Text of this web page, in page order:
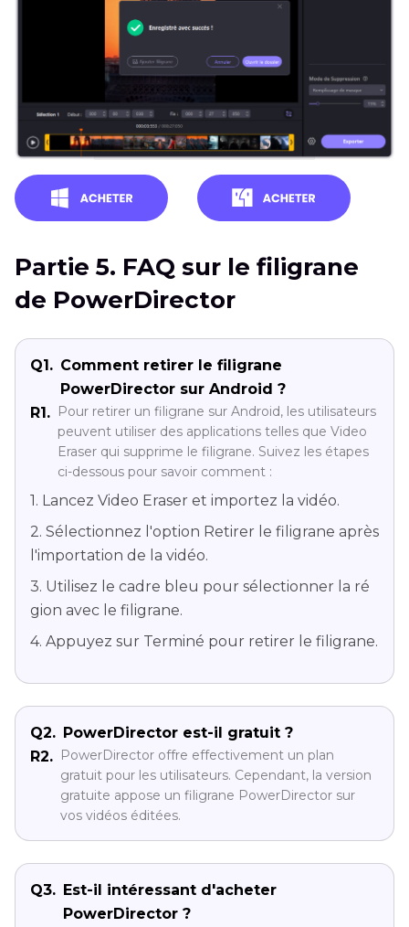
Partie 5. FAQ sur le filigrane
de PowerDirector
Q1. Comment retirer le filigrane
PowerDirector sur Android ?
R1. Pour retirer un filigrane sur Android, les utilisateurs
peuvent utiliser des applications telles que Video
Eraser qui supprime le filigrane. Suivez les étapes
ci-dessous pour savoir comment :
1. Lancez Video Eraser et importez la vidéo.
2. Sélectionnez l'option Retirer le filigrane après
l'importation de la vidéo.
3. Utilisez le cadre bleu pour sélectionner la ré
gion avec le filigrane.
4. Appuyez sur Terminé pour retirer le filigrane.
Q2. PowerDirector est-il gratuit ?
R2. PowerDirector offre effectivement un plan
gratuit pour les utilisateurs. Cependant, la version
gratuite appose un filigrane PowerDirector sur
vos vidéos éditées.
Q3. Est-il intéressant d'acheter
PowerDirector ?